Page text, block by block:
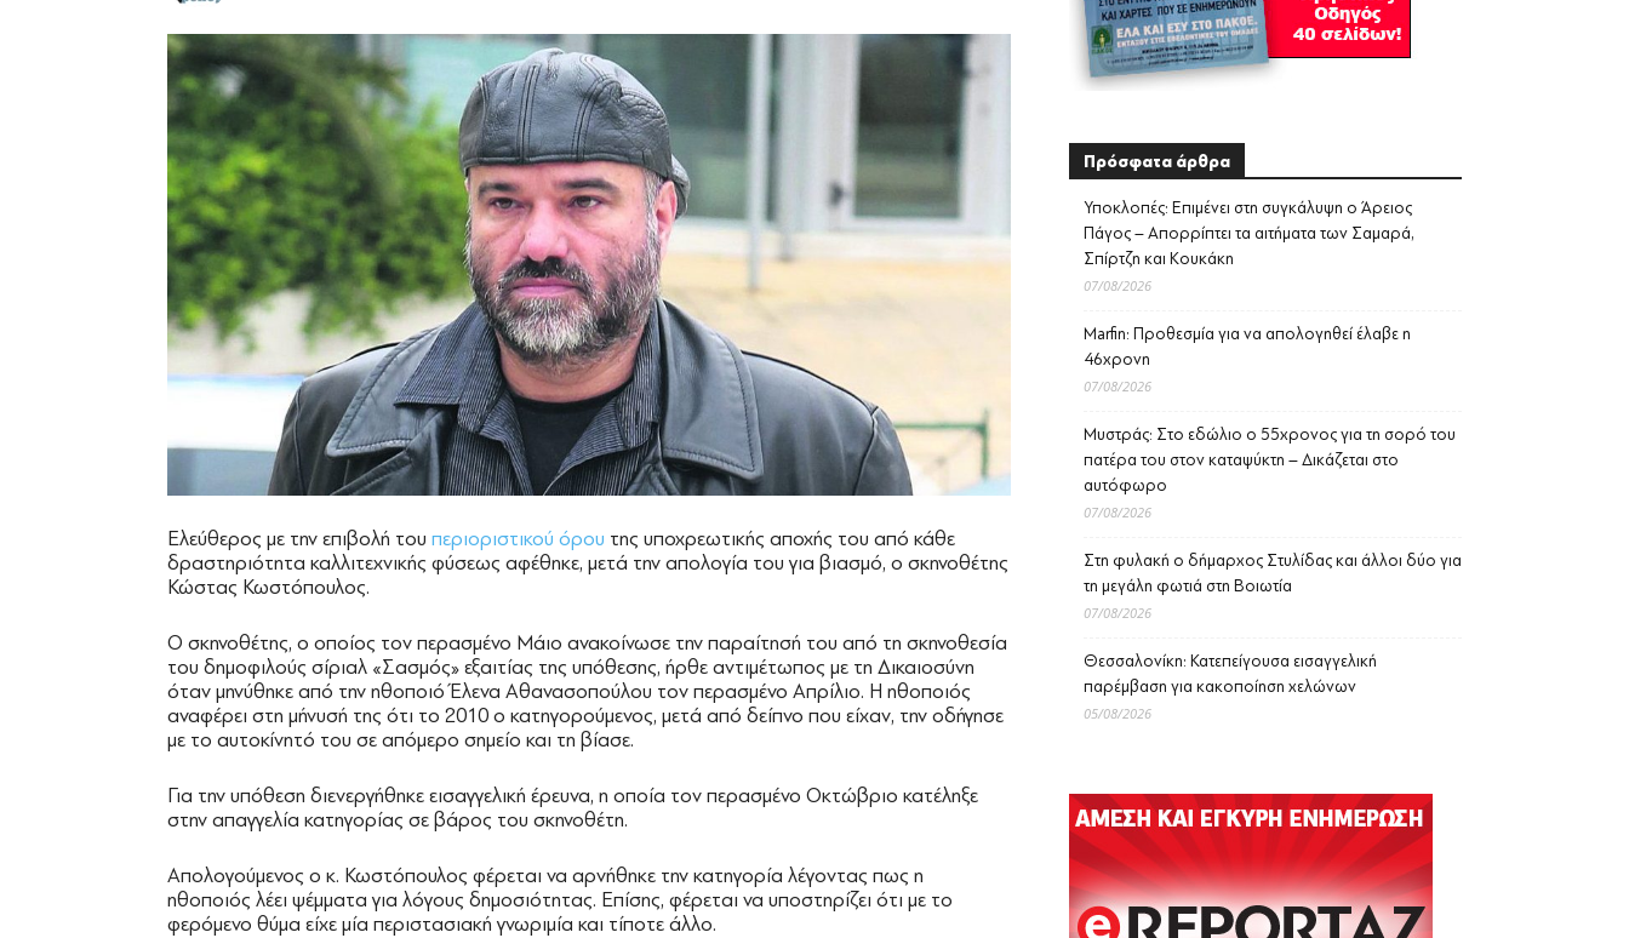
Ελεύθερος με την επιβολή του περιοριστικού όρου της υποχρεωτικής αποχής του από κάθε
δραστηριότητα καλλιτεχνικής φύσεως αφέθηκε, μετά την απολογία του για βιασμό, ο σκηνοθέτης
Κώστας Κωστόπουλος.
Ο σκηνοθέτης, ο οποίος τον περασμένο Μάιο ανακοίνωσε την παραίτησή του από τη σκηνοθεσία
του δημοφιλούς σίριαλ «Σασμός» εξαιτίας της υπόθεσης, ήρθε αντιμέτωπος με τη Δικαιοσύνη
όταν μηνύθηκε από την ηθοποιό Έλενα Αθανασοπούλου τον περασμένο Απρίλιο. Η ηθοποιός
αναφέρει στη μήνυσή της ότι το 2010 ο κατηγορούμενος, μετά από δείπνο που είχαν, την οδήγησε
με το αυτοκίνητό του σε απόμερο σημείο και τη βίασε.
Για την υπόθεση διενεργήθηκε εισαγγελική έρευνα, η οποία τον περασμένο Οκτώβριο κατέληξε
στην απαγγελία κατηγορίας σε βάρος του σκηνοθέτη.
Απολογούμενος ο κ. Κωστόπουλος φέρεται να αρνήθηκε την κατηγορία λέγοντας πως η
ηθοποιός λέει ψέμματα για λόγους δημοσιότητας. Επίσης, φέρεται να υποστηρίζει ότι με το
φερόμενο θύμα είχε μία περιστασιακή γνωριμία και τίποτε άλλο.
Πρόσφατα άρθρα
Υποκλοπές: Επιμένει στη συγκάλυψη ο Άρειος
Πάγος – Απορρίπτει τα αιτήματα των Σαμαρά,
Σπίρτζη και Κουκάκη
07/08/2026
Marfin: Προθεσμία για να απολογηθεί έλαβε η
46χρονη
07/08/2026
Μυστράς: Στο εδώλιο ο 55χρονος για τη σορό του
πατέρα του στον καταψύκτη – Δικάζεται στο
αυτόφωρο
07/08/2026
Στη φυλακή ο δήμαρχος Στυλίδας και άλλοι δύο για
τη μεγάλη φωτιά στη Βοιωτία
07/08/2026
Θεσσαλονίκη: Κατεπείγουσα εισαγγελική
παρέμβαση για κακοποίηση χελώνων
05/08/2026